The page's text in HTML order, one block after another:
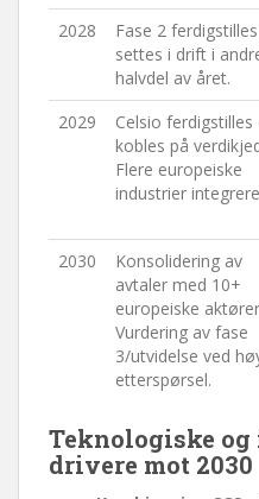
2028
Fase 2
settes i drift i
halvdel av året.
2029
Celsio ferdigstilles
kobles på
Flere europeiske
industrier
2030
Konsolidering av
avtaler med 10+
europeiske
Vurdering av fase
3/utvidelse ved
etterspørsel.
Teknologiske
drivere mot 2030